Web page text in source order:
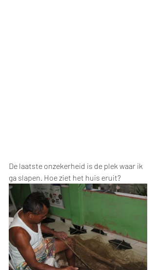
De laatste onzekerheid is de plek waar ik
ga slapen. Hoe ziet het huis eruit?